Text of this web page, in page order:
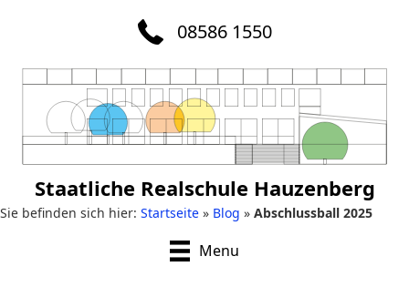
08586 1550
Staatliche Realschule Hauzenberg
Sie befinden sich hier: Startseite » Blog » Abschlussball 2025
Menu